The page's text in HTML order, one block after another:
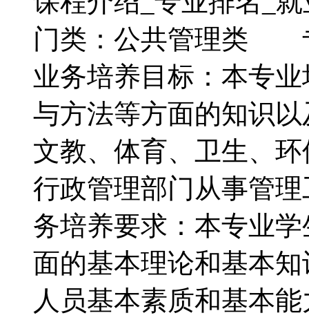
门类：公共管理类
业务培养目标：本专
与方法等方面的知识
文教、体育、卫生、
行政管理部门从事管
务培养要求：本专业
面的基本理论和基本
人员基本素质和基本